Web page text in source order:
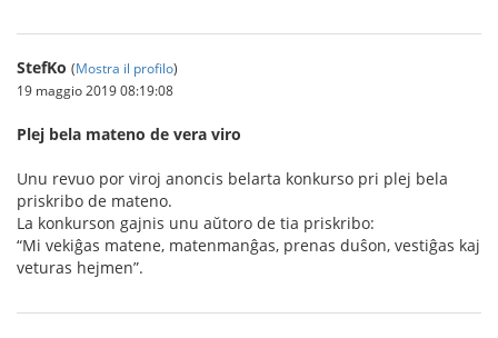
StefKo (Mostra il profilo)
19 maggio 2019 08:19:08
Plej bela mateno de vera viro
Unu revuo por viroj anoncis belarta konkurso pri plej bela
priskribo de mateno.
La konkurson gajnis unu aŭtoro de tia priskribo:
“Mi vekiĝas matene, matenmanĝas, prenas duŝon, vestiĝas kaj
veturas hejmen”.